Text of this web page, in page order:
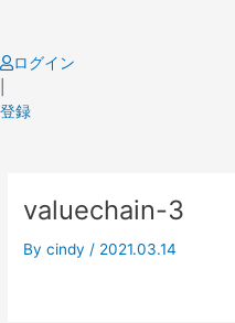
content
ログイン
登録
valuechain-3
Bycindy / 2021.03.14